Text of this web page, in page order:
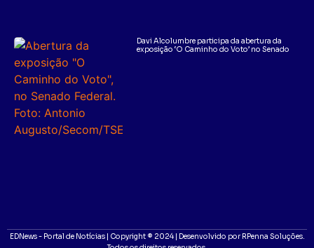
Davi Alcolumbre participa da abertura da
exposição ‘O Caminho do Voto’ no Senado
EDNews - Portal de Notícias | Copyright ® 2024 | Desenvolvido por RPenna Soluções.